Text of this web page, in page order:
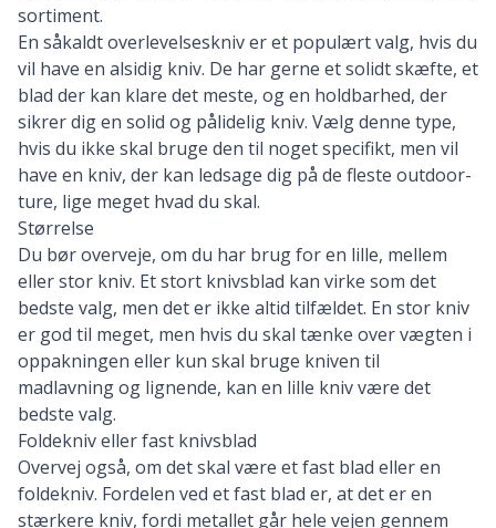
sortiment.
En såkaldt overlevelseskniv er et populært valg, hvis du
vil have en alsidig kniv. De har gerne et solidt skæfte, et
blad der kan klare det meste, og en holdbarhed, der
sikrer dig en solid og pålidelig kniv. Vælg denne type,
hvis du ikke skal bruge den til noget specifikt, men vil
have en kniv, der kan ledsage dig på de fleste outdoor-
ture, lige meget hvad du skal.
Størrelse
Du bør overveje, om du har brug for en lille, mellem
eller stor kniv. Et stort knivsblad kan virke som det
bedste valg, men det er ikke altid tilfældet. En stor kniv
er god til meget, men hvis du skal tænke over vægten i
oppakningen eller kun skal bruge kniven til
madlavning og lignende, kan en lille kniv være det
bedste valg.
Foldekniv eller fast knivsblad
Overvej også, om det skal være et fast blad eller en
foldekniv. Fordelen ved et fast blad er, at det er en
stærkere kniv, fordi metallet går hele vejen gennem